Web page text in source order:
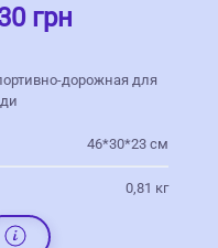
грн
дорожная для
46*30*23 см
0,81 кг